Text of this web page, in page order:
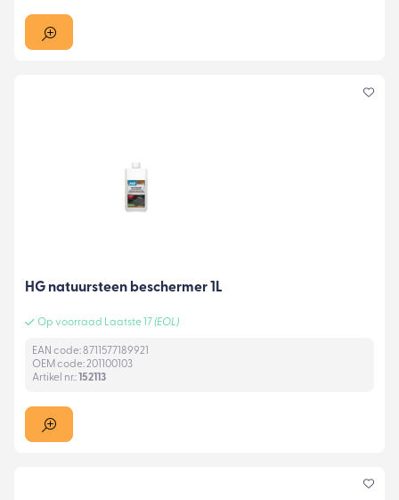
HG natuursteen beschermer 1L
Op voorraad Laatste 17 (EOL)
EAN code: 8711577189921
OEM code: 201100103
Artikel nr.:152113